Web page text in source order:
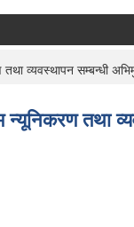
तथा व्यवस्थापन सम्बन्धी
न्यूनिकरण तथा